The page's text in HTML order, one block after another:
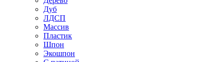
Дуб
ЛДСП
Массив
Пластик
Шпон
Экошпон